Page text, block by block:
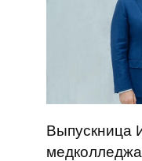
Выпускница